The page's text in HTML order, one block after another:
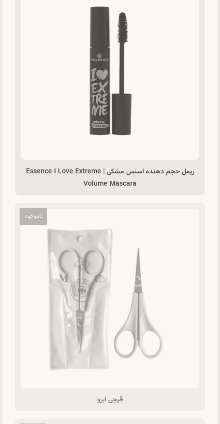
ریمل حجم دهنده اسنس مشکی | Essence I Love Extreme
Volume Mascara
قیچی ابرو